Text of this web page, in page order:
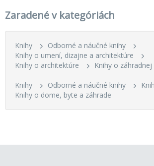
Zaradené v kategóriách
Knihy
Odborné a náučné knihy
Knihy o umení, dizajne a architektúre
Knihy o architektúre
Knihy o
Knihy Odborné a náučné knihy
Knihy o dome, byte a záhrade